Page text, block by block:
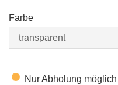
Farbe
Nur Abholung möglich